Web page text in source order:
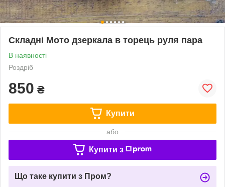
Складні Мото дзеркала в торець руля пара
В наявності
Роздріб
850 ₴
Купити
або
Купити з
Що таке купити з Пром?